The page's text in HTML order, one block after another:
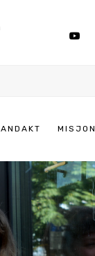
ANDAKT MISJON